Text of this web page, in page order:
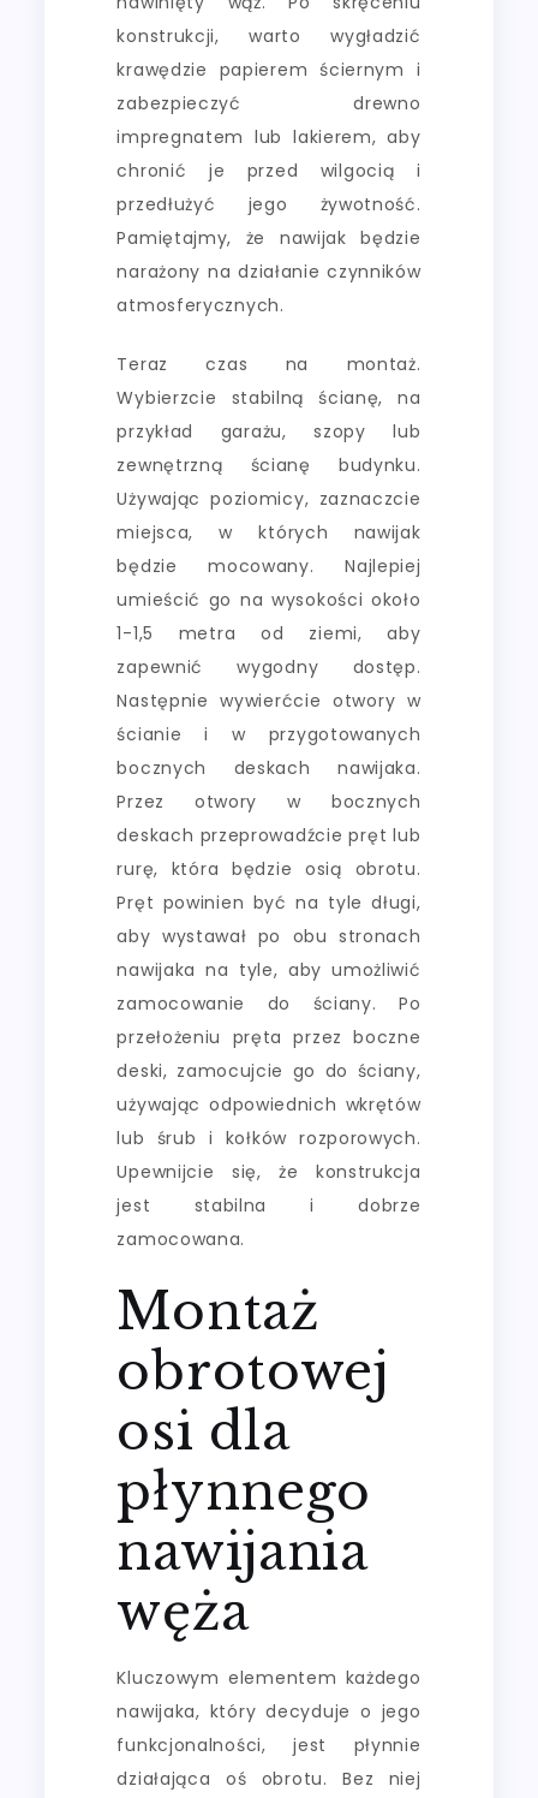
konstrukcji, warto wygładzić
krawędzie papierem ściernym i
zabezpieczyć drewno
impregnatem lub lakierem, aby
chronić je przed wilgocią i
przedłużyć jego żywotność.
Pamiętajmy, że nawijak będzie
narażony na działanie czynników
atmosferycznych.
Teraz czas na montaż.
Wybierzcie stabilną ścianę, na
przykład garażu, szopy lub
zewnętrzną ścianę budynku.
Używając poziomicy, zaznaczcie
miejsca, w których nawijak
będzie mocowany. Najlepiej
umieścić go na wysokości około
1-1,5 metra od ziemi, aby
zapewnić wygodny dostęp.
Następnie wywierćcie otwory w
ścianie i w przygotowanych
bocznych deskach nawijaka.
Przez otwory w bocznych
deskach przeprowadźcie pręt lub
rurę, która będzie osią obrotu.
Pręt powinien być na tyle długi,
aby wystawał po obu stronach
nawijaka na tyle, aby umożliwić
zamocowanie do ściany. Po
przełożeniu pręta przez boczne
deski, zamocujcie go do ściany,
używając odpowiednich wkrętów
lub śrub i kołków rozporowych.
Upewnijcie się, że konstrukcja
jest stabilna i dobrze
zamocowana.
Montaż
obrotowej
osi dla
płynnego
nawijania
węża
Kluczowym elementem każdego
nawijaka, który decyduje o jego
funkcjonalności, jest płynnie
działająca oś obrotu. Bez niej